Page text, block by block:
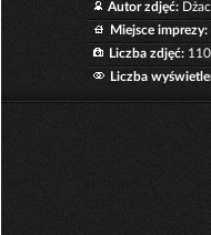
Autor zdjęć:
Miejsce imprezy:
Liczba zdjęć: 110
Liczba